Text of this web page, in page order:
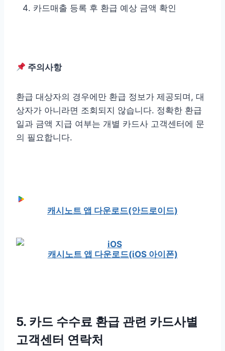
카드매출 등록 후 환급 예상 금액 확인
주의사항
환급 대상자의 경우에만 환급 정보가 제공되며, 대
상자가 아니라면 조회되지 않습니다. 정확한 환급
일과 금액 지급 여부는 개별 카드사 고객센터에 문
의 필요합니다.
캐시노트 앱 다운로드(안드로이드)
캐시노트 앱 다운로드(iOS 아이폰)
5. 카드 수수료 환급 관련 카드사별
고객센터 연락처